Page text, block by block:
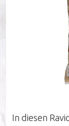
In diesen